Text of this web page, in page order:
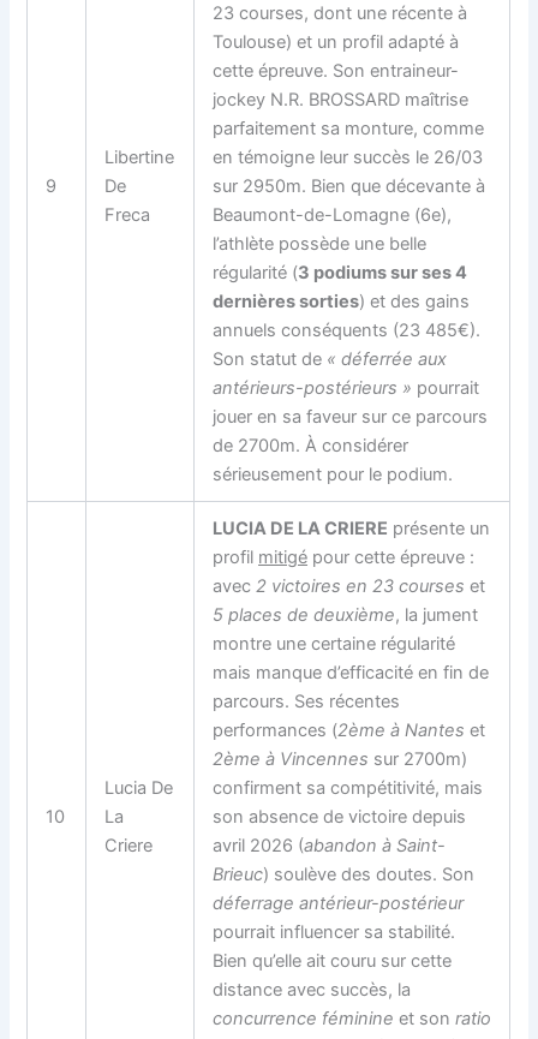
9
Libertine
De
Freca
23 courses, dont une récente à
Toulouse) et un profil adapté à
cette épreuve. Son entraineur-
jockey N.R. BROSSARD maîtrise
parfaitement sa monture, comme
en témoigne leur succès le 26/03
sur 2950m. Bien que décevante à
Beaumont-de-Lomagne (6e),
l’athlète possède une belle
régularité (3 podiums sur ses 4
dernières sorties) et des gains
annuels conséquents (23 485€).
Son statut de « déferrée aux
antérieurs-postérieurs » pourrait
jouer en sa faveur sur ce parcours
de 2700m. À considérer
sérieusement pour le podium.
10
Lucia De
La
Criere
LUCIA DE LA CRIERE présente un
profil mitigé pour cette épreuve :
avec 2 victoires en 23 courses et
5 places de deuxième, la jument
montre une certaine régularité
mais manque d’efficacité en fin de
parcours. Ses récentes
performances (2ème à Nantes et
2ème à Vincennes sur 2700m)
confirment sa compétitivité, mais
son absence de victoire depuis
avril 2026 (abandon à Saint-
Brieuc) soulève des doutes. Son
déferrage antérieur-postérieur
pourrait influencer sa stabilité.
Bien qu’elle ait couru sur cette
distance avec succès, la
concurrence féminine et sonratio